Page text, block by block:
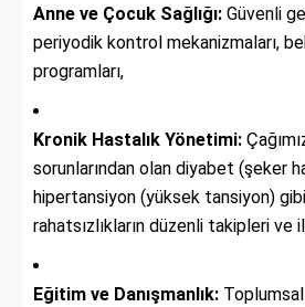
Anne ve Çocuk Sağlığı: Güvenli
periyodik kontrol mekanizmaları,
programları,
Kronik Hastalık Yönetimi:
sorunlarından olan diyabet (şeker
hipertansiyon (yüksek tansiyon)
rahatsızlıkların düzenli takipleri ve
Eğitim ve Danışmanlık: Toplumsal